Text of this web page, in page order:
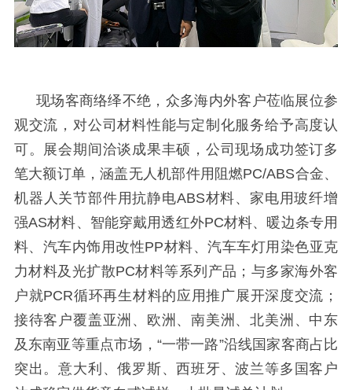
现场客商络绎不绝，众多海内外客户莅临展位参
观交流，对公司材料性能与定制化服务给予高度认
可。 展会期间洽谈成果丰硕，公司现场成功签订多
笔大额订单，涵盖无人机部件用阻燃PC/ABS合金、
机器人关节部件用抗静电ABS材料、 家电用玻纤增
强AS材料、智能穿戴用透红外PC材料、暖边条专用
料、 汽车内饰用改性PP材料、汽车车灯用染色亚克
力材料及 光扩散PC材料等系列产品 ；与多家海外客
户就PCR循环再生材料的应用推广展开深度交流；
接待客户覆盖亚洲、欧洲、南美洲、北美洲、中东
及东南亚等重点市场，“一带一路”沿线国家客商占比
突出。意大利、俄罗斯、西班牙、波兰等多国客户